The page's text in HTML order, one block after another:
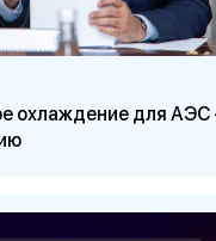
охлаждение для АЭС